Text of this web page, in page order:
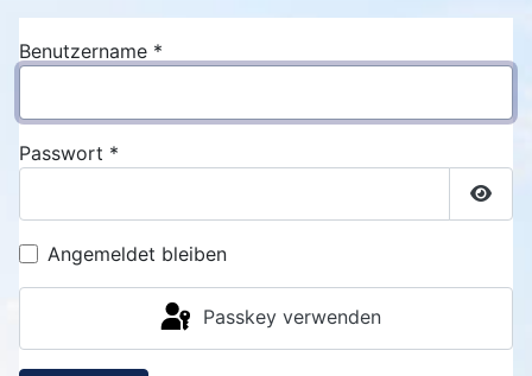
Benutzername *
Passwort *
Angemeldet bleiben
Passkey verwenden